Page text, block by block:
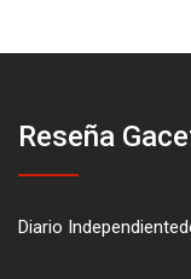
Reseña
Diario